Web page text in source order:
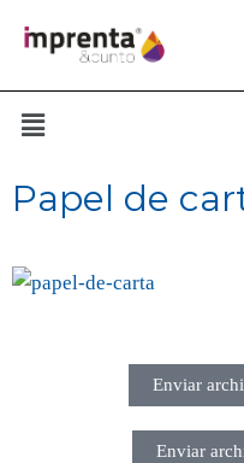
Papel de
Enviar
Enviar